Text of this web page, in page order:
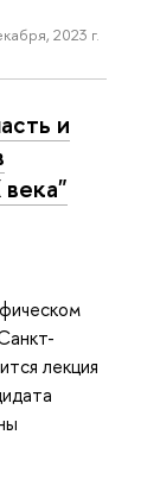
2023 г.
и
лекция